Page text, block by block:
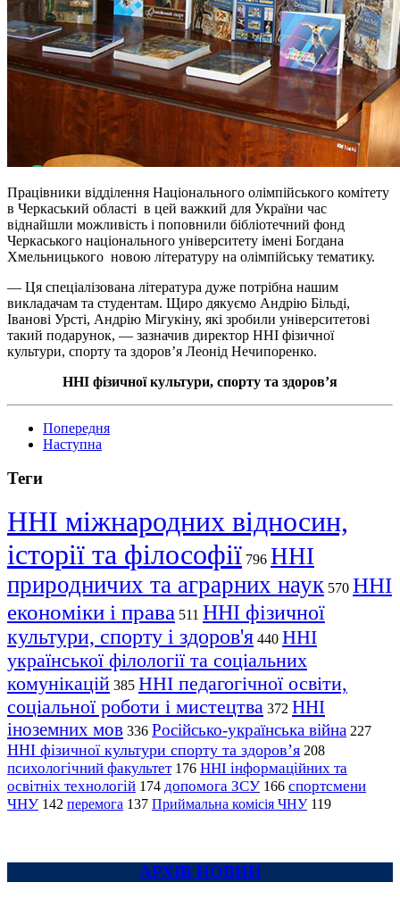
Працівники відділення Національного олімпійського комітету
в Черкаський області в цей важкий для України час
віднайшли можливість і поповнили бібліотечний фонд
Черкаського національного університету імені Богдана
Хмельницького новою літературу на олімпійську тематику.
— Ця спеціалізована література дуже потрібна нашим
викладачам та студентам. Щиро дякуємо Андрію Більді,
Іванові Урсті, Андрію Мігукіну, які зробили університетові
такий подарунок, — зазначив директор ННІ фізичної
культури, спорту та здоров’я Леонід Нечипоренко.
ННІ фізичної культури, спорту та здоров’я
Попередня
Наступна
Теги
ННІ міжнародних відносин,
історії та філософії 796 ННІ
природничих та аграрних наук 570 ННІ
економіки і права 511 ННІ фізичної
культури, спорту і здоров'я 440 ННІ
української філології та соціальних
комунікацій 385 ННІ педагогічної освіти,
соціальної роботи і мистецтва 372 ННІ
іноземних мов 336 Російсько-українська війна 227
ННІ фізичної культури спорту та здоров’я 208
психологічний факультет 176 ННІ інформаційних та
освітніх технологій 174 допомога ЗСУ 166 спортсмени
ЧНУ 142 перемога 137 Приймальна комісія ЧНУ 119
АРХІВ НОВИН